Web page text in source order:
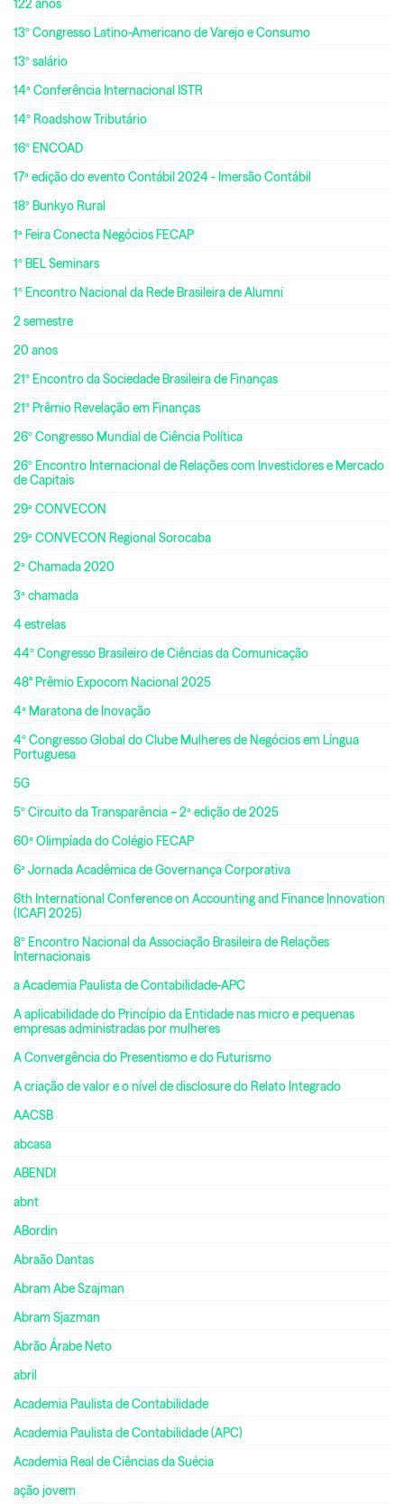
122 anos
13º Congresso Latino-Americano de Varejo e Consumo
13º salário
14ª Conferência Internacional ISTR
14º Roadshow Tributário
16º ENCOAD
17ª edição do evento Contábil 2024 - Imersão Contábil
18º Bunkyo Rural
1ª Feira Conecta Negócios FECAP
1º BEL Seminars
1º Encontro Nacional da Rede Brasileira de Alumni
2 semestre
20 anos
21º Encontro da Sociedade Brasileira de Finanças
21º Prêmio Revelação em Finanças
26º Congresso Mundial de Ciência Política
26º Encontro Internacional de Relações com Investidores e Mercado
de Capitais
29ª CONVECON
29ª CONVECON Regional Sorocaba
2ª Chamada 2020
3ª chamada
4 estrelas
44º Congresso Brasileiro de Ciências da Comunicação
48° Prêmio Expocom Nacional 2025
4ª Maratona de Inovação
4º Congresso Global do Clube Mulheres de Negócios em Língua
Portuguesa
5G
5º Circuito da Transparência – 2ª edição de 2025
60ª Olimpíada do Colégio FECAP
6ª Jornada Acadêmica de Governança Corporativa
6th International Conference on Accounting and Finance Innovation
(ICAFI 2025)
8º Encontro Nacional da Associação Brasileira de Relações
Internacionais
a Academia Paulista de Contabilidade-APC
A aplicabilidade do Princípio da Entidade nas micro e pequenas
empresas administradas por mulheres
A Convergência do Presentismo e do Futurismo
A criação de valor e o nível de disclosure do Relato Integrado
AACSB
abcasa
ABENDI
abnt
ABordin
Abraão Dantas
Abram Abe Szajman
Abram Sjazman
Abrão Árabe Neto
abril
Academia Paulista de Contabilidade
Academia Paulista de Contabilidade (APC)
Academia Real de Ciências da Suécia
ação jovem